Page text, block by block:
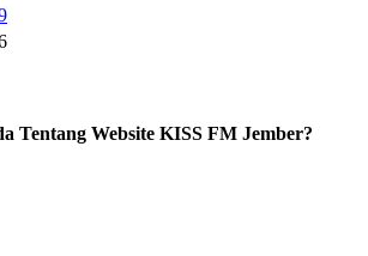
Tentang Website KISS FM Jember?